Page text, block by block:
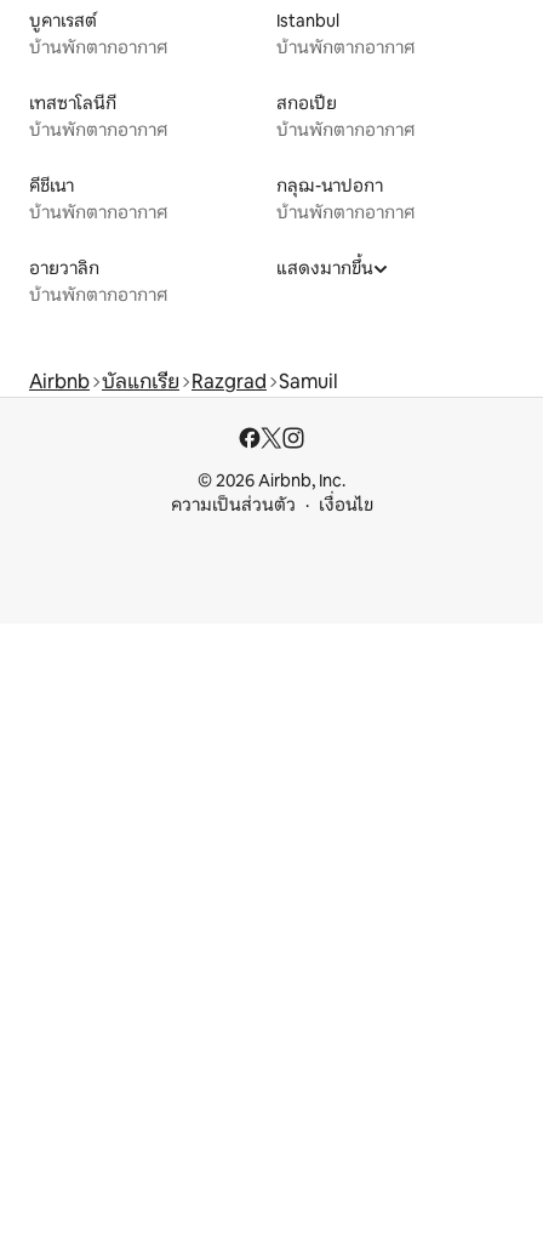
บูคาเรสต์
บ้านพักตากอากาศ
Istanbul
บ้านพักตากอากาศ
เทสซาโลนีกี
บ้านพักตากอากาศ
สกอเปีย
บ้านพักตากอากาศ
คีชีเนา
บ้านพักตากอากาศ
กลุฌ-นาปอกา
บ้านพักตากอากาศ
อายวาลิก
บ้านพักตากอากาศ
แสดงมากขึ้น
Airbnb บัลแกเรีย Razgrad Samuil
© 2026 Airbnb, Inc.
ความเป็นส่วนตัว
เงื่อนไข